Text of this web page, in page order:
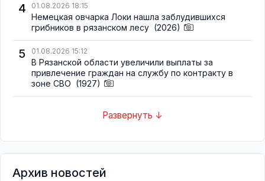
4 01.08.2026 18:15
Немецкая овчарка Локи нашла заблудившихся
грибников в рязанском лесу (2026)
5 01.08.2026 15:12
В Рязанской области увеличили выплаты за
привлечение граждан на службу по контракту в
зоне СВО (1927)
Развернуть ↓
Архив новостей